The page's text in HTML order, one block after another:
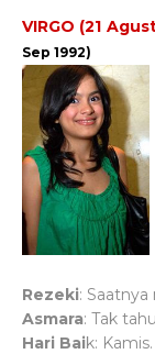
VIRGO (21
Sep 1992)
Rezeki:
Asmara: Tak
Hari Baik: Kamis.